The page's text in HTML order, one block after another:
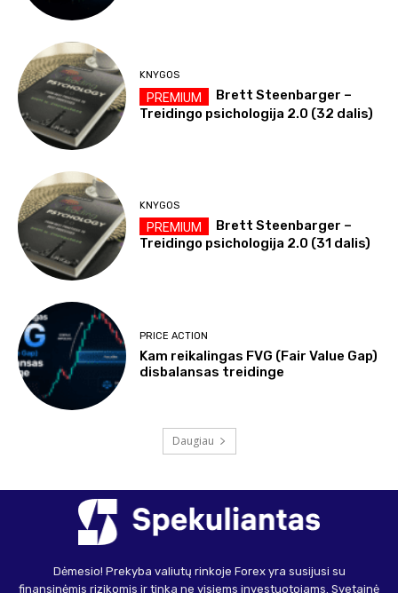
KNYGOS
Brett Steenbarger –
Treidingo psichologija 2.0 (32 dalis)
KNYGOS
Brett Steenbarger –
Treidingo psichologija 2.0 (31 dalis)
PRICE ACTION
Kam reikalingas FVG (Fair Value Gap)
disbalansas treidinge
Daugiau
Dėmesio! Prekyba valiutų rinkoje Forex yra susijusi su
finansinėmis rizikomis ir tinka ne visiems investuotojams. Svetainė